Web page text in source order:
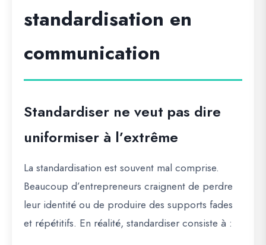
standardisation en
communication
Standardiser ne veut pas dire
uniformiser à l’extrême
La standardisation est souvent mal comprise.
Beaucoup d’entrepreneurs craignent de perdre
leur identité ou de produire des supports fades
et répétitifs. En réalité, standardiser consiste à :